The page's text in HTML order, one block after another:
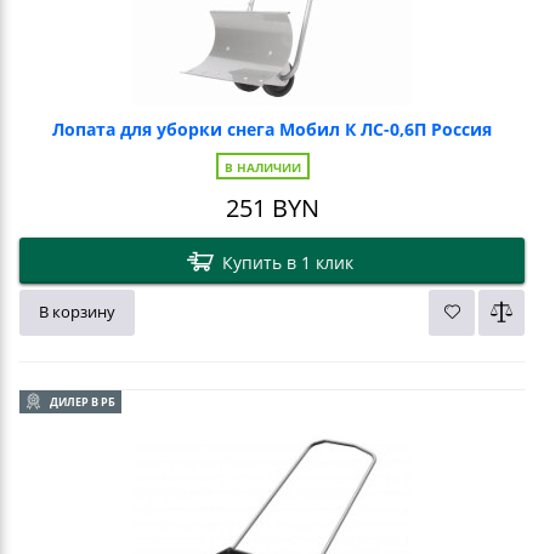
Лопата для уборки снега Мобил К ЛС-0,6П Россия
В НАЛИЧИИ
251 BYN
Купить в 1 клик
В корзину
ДИЛЕР В РБ